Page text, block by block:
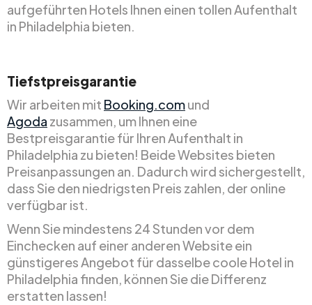
aufgeführten Hotels Ihnen einen tollen Aufenthalt
in Philadelphia bieten.
Tiefstpreisgarantie
Wir arbeiten mit Booking.comund
Agoda zusammen, um Ihnen eine
Bestpreisgarantie für Ihren Aufenthalt in
Philadelphia zu bieten! Beide Websites bieten
Preisanpassungen an. Dadurch wird sichergestellt,
dass Sie den niedrigsten Preis zahlen, der online
verfügbar ist.
Wenn Sie mindestens 24 Stunden vor dem
Einchecken auf einer anderen Website ein
günstigeres Angebot für dasselbe coole Hotel in
Philadelphia finden, können Sie die Differenz
erstatten lassen!